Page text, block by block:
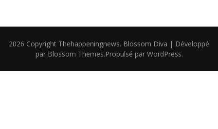
2026 Copyright Thehappeningnews. Blossom Diva | Développé
par Blossom Themes.Propulsé par WordPress.